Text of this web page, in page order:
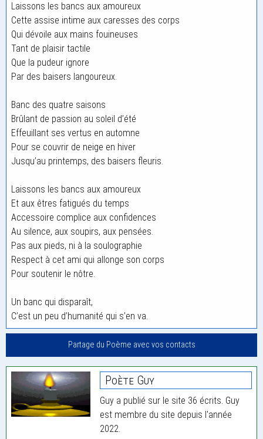
Laissons les bancs aux amoureux
Cette assise intime aux caresses des corps
Qui dévoile aux mains fouineuses
Tant de plaisir tactile
Que la pudeur ignore
Par des baisers langoureux.
Banc des quatre saisons
Brûlant de passion au soleil d’été
Effeuillant ses vertus en automne
Pour se couvrir de neige en hiver
Jusqu’au printemps, des baisers fleuris.
Laissons les bancs aux amoureux
Et aux êtres fatigués du temps
Accessoire complice aux confidences
Au silence, aux soupirs, aux pensées.
Pas aux pieds, ni à la soulographie
Respect à cet ami qui allonge son corps
Pour soutenir le nôtre.
Un banc qui disparaît,
C’est un peu d’humanité qui s’en va.
Partage du Poème avec vos contacts
Poète Guy
Guy a publié sur le site 36 écrits. Guy
est membre du site depuis l'année
2022.